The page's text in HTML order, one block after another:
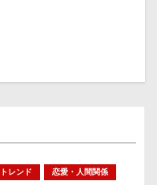
レンド 恋愛・人間関係